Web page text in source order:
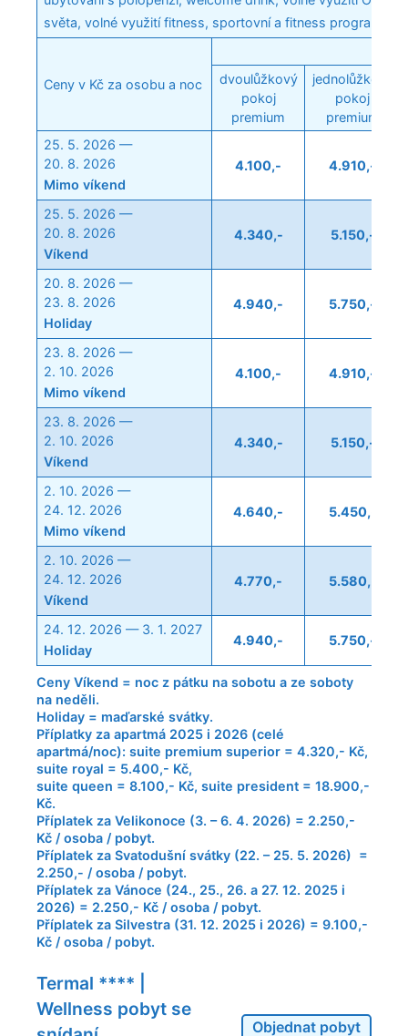
světa, volné využití fitness, sportovní a fitness programy
Ceny v Kč za osobu a noc
dvoulůžkový
pokoj
premium
jednolůžkový
pokoj
premium
25. 5. 2026 —
20. 8. 2026
Mimo víkend
4.100,- 4.910,-
25. 5. 2026 —
20. 8. 2026
Víkend
4.340,- 5.150,-
20. 8. 2026 —
23. 8. 2026
Holiday
4.940,- 5.750,-
23. 8. 2026 —
2. 10. 2026
Mimo víkend
4.100,- 4.910,-
23. 8. 2026 —
2. 10. 2026
Víkend
4.340,- 5.150,-
2. 10. 2026 —
24. 12. 2026
Mimo víkend
4.640,- 5.450,-
2. 10. 2026 —
24. 12. 2026
Víkend
4.770,- 5.580,-
24. 12. 2026 — 3. 1. 2027
Holiday
4.940,- 5.750,-
Ceny Víkend = noc z pátku na sobotu a ze soboty
na neděli.
Holiday = maďarské svátky.
Příplatky za apartmá 2025 i 2026 (celé
apartmá/noc): suite premium superior = 4.320,- Kč,
suite royal = 5.400,- Kč,
suite queen = 8.100,- Kč, suite president = 18.900,-
Kč.
Příplatek za Velikonoce (3. – 6. 4. 2026) = 2.250,-
Kč / osoba / pobyt.
Příplatek za Svatodušní svátky (22. – 25. 5. 2026) =
2.250,- / osoba / pobyt.
Příplatek za Vánoce (24., 25., 26. a 27. 12. 2025 i
2026) = 2.250,- Kč / osoba / pobyt.
Příplatek za Silvestra (31. 12. 2025 i 2026) = 9.100,-
Kč / osoba / pobyt.
Termal **** |
Wellness pobyt se
Objednat pobyt